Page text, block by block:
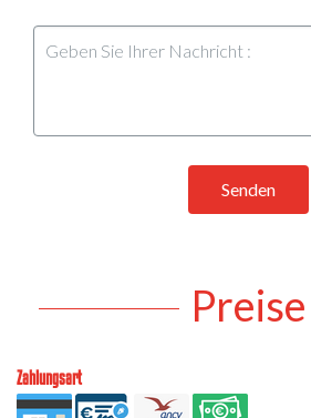
Senden
Preise
Zahlungsart